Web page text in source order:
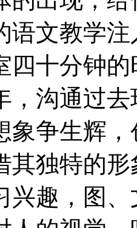
语文教学
四十分钟
，沟通过
象争生辉
其独特的
兴趣，图